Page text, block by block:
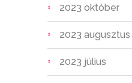
2023 október
2023 augusztus
2023 július